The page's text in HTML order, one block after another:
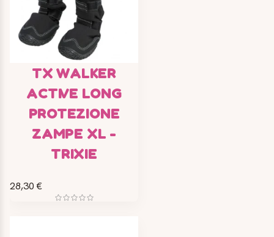
TX WALKER
ACTIVE LONG
PROTEZIONE
ZAMPE XL -
TRIXIE
28,30 €